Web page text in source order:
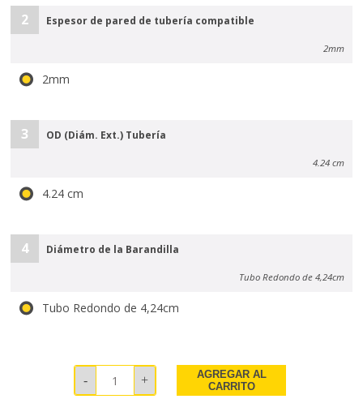
2 Espesor de pared de tubería compatible
2mm
2mm
3 OD (Diám. Ext.) Tubería
4.24 cm
4.24 cm
4 Diámetro de la Barandilla
Tubo Redondo de 4,24cm
Tubo Redondo de 4,24cm
AGREGAR AL
CARRITO